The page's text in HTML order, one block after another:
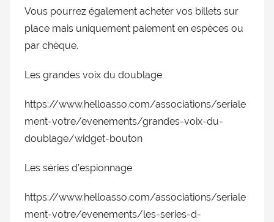
doublage
vous
séries
Vous pourrez également acheter vos billets sur
place mais uniquement paiement en espèces ou
par chèque.
Les grandes voix du doublage
https://www.helloasso.com/associations/seriale
ment-votre/evenements/grandes-voix-du-
doublage/widget-bouton
Les séries d’espionnage
https://www.helloasso.com/associations/seriale
ment-votre/evenements/les-series-d-